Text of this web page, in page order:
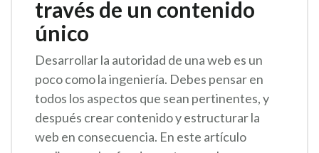
través de un contenido
único
Desarrollar la autoridad de una web es un
poco como la ingeniería. Debes pensar en
todos los aspectos que sean pertinentes, y
después crear contenido y estructurar la
web en consecuencia. En este artículo